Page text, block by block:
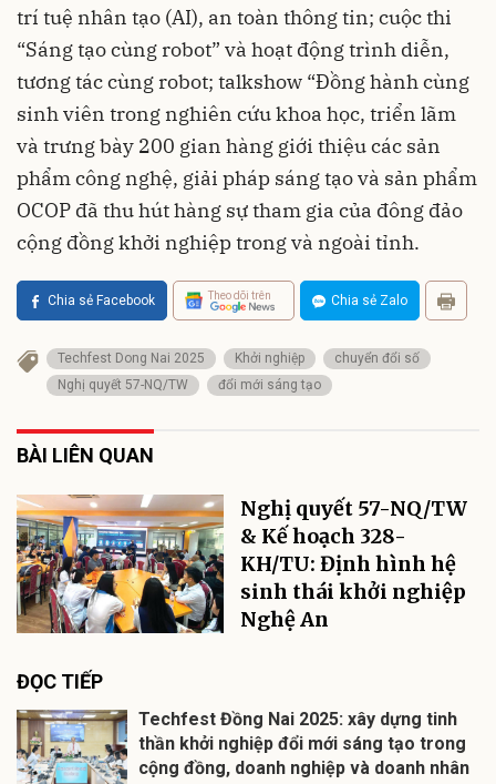
trí tuệ nhân tạo (AI), an toàn thông tin; cuộc thi
“Sáng tạo cùng robot” và hoạt động trình diễn,
tương tác cùng robot; talkshow “Đồng hành cùng
sinh viên trong nghiên cứu khoa học, triển lãm
và trưng bày 200 gian hàng giới thiệu các sản
phẩm công nghệ, giải pháp sáng tạo và sản phẩm
OCOP đã thu hút hàng sự tham gia của đông đảo
cộng đồng khởi nghiệp trong và ngoài tỉnh.
Chia sẻ Facebook Theo dõi trên Chia sẻ Zalo
Techfest Dong Nai 2025 Khởi nghiệp
chuyển đổi số
Nghị quyết 57-NQ/TW
đổi mới sáng tạo
BÀI LIÊN QUAN
Nghị quyết 57-NQ/TW
& Kế hoạch 328-
KH/TU: Định hình hệ
sinh thái khởi nghiệp
Nghệ An
ĐỌC TIẾP
Techfest Đồng Nai 2025: xây dựng tinh
thần khởi nghiệp đổi mới sáng tạo trong
cộng đồng, doanh nghiệp và doanh nhân